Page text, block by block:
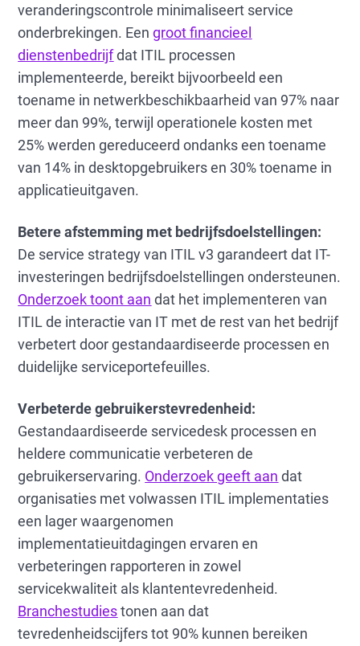
veranderingscontrole minimaliseert service
onderbrekingen. Eengroot financieel
dienstenbedrijfdat ITIL processen
implementeerde, bereikt bijvoorbeeld een
toename in netwerkbeschikbaarheid van 97% naar
meer dan 99%, terwijl operationele kosten met
25% werden gereduceerd ondanks een toename
van 14% in desktopgebruikers en 30% toename in
applicatieuitgaven.
Betere afstemming met bedrijfsdoelstellingen:
De service strategy van ITIL v3 garandeert dat IT-
investeringen bedrijfsdoelstellingen ondersteunen.
Onderzoek toont aan dat het implementeren van
ITIL de interactie van IT met de rest van het bedrijf
verbetert door gestandaardiseerde processen en
duidelijke serviceportefeuilles.
Verbeterde gebruikerstevredenheid:
Gestandaardiseerde servicedesk processen en
heldere communicatie verbeteren de
gebruikerservaring. Onderzoek geeft aan dat
organisaties met volwassen ITIL implementaties
een lager waargenomen
implementatieuitdagingen ervaren en
verbeteringen rapporteren in zowel
servicekwaliteit als klantentevredenheid.
Branchestudiestonen aan dat
tevredenheidscijfers tot 90% kunnen bereiken